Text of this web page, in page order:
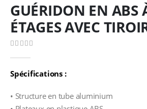
GUÉRIDON EN ABS
ÉTAGES AVEC
Spécifications :
• Structure en tube aluminium